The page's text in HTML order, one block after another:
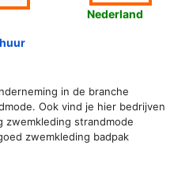
Nederland
in de branche
Ook vind je hier bedrijven
zwemkleding strandmode
zwemkleding badpak